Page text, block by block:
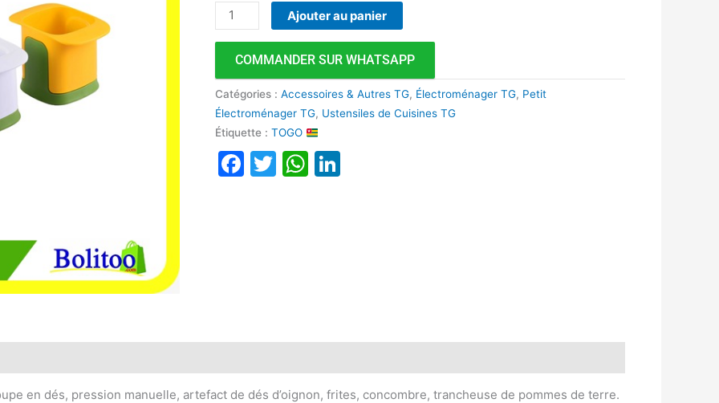
Légumes
Ajouter au panier
COMMANDER SUR WHATSAPP
Catégories :Accessoires & Autres TG, Électroménager TG, Petit
Électroménager TG, Ustensiles de Cuisines TG
Étiquette :TOGO
Facebook
TwitterWhatsApp
en dés, pression manuelle, artefact de dés d’oignon, frites, concombre, trancheuse de pommes de terre.